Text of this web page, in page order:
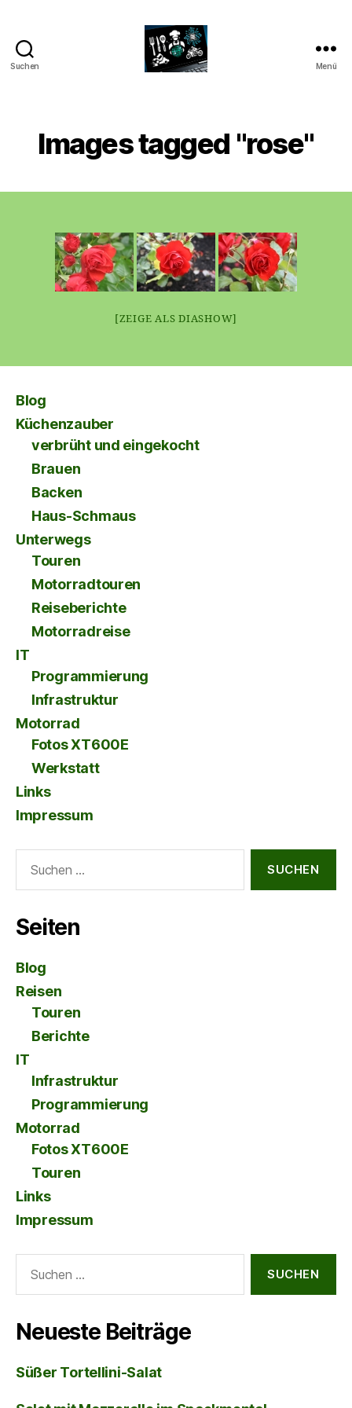
Suchen Menü
Images tagged "rose"
[ZEIGE ALS DIASHOW]
Blog
Küchenzauber
verbrüht und eingekocht
Brauen
Backen
Haus-Schmaus
Unterwegs
Touren
Motorradtouren
Reiseberichte
Motorradreise
IT
Programmierung
Infrastruktur
Motorrad
Fotos XT600E
Werkstatt
Links
Impressum
nach:
Seiten
Blog
Reisen
Touren
Berichte
IT
Infrastruktur
Programmierung
Motorrad
Fotos XT600E
Touren
Links
Impressum
nach:
Neueste Beiträge
Süßer Tortellini-Salat